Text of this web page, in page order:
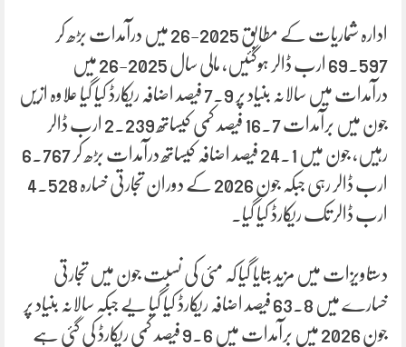
ادارہ شماریات کے مطابق 2025-26 میں درآمدات بڑھ کر
69.597 ارب ڈالر ہوگئیں، مالی سال 2025-26 میں
درآمدات میں سالانہ بنیاد پر 7.9 فیصد اضافہ ریکارڈ کیا گیا علاوہ ازیں
جون میں برآمدات 16.7 فیصد کمی کیساتھ 2.239 ارب ڈالر
رہیں، جون میں 24.1 فیصد اضافہ کیساتھ درآمدات بڑھ کر 6.767
ارب ڈالر رہی جبکہ جون 2026 کے دوران تجارتی خسارہ 4.528
ارب ڈالر تک ریکارڈ کیا گیا۔
دستاویزات میں مزید بتایا گیا کہ مئی کی نسبت جون میں تجارتی
خسارے میں 63.8 فیصد اضافہ ریکارڈ کیا گیا یے جبکہ سالانہ بنیاد پر
جون 2026 میں برآمدات میں 9.6 فیصد کمی ریکارڈ کی گئی ہے